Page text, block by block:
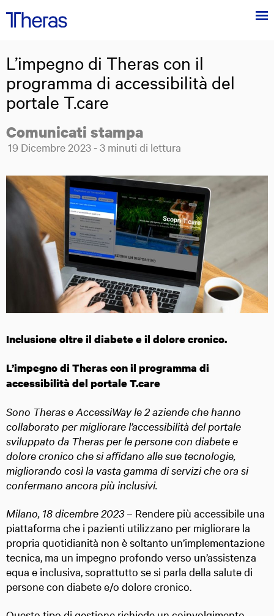
Group
Theras Group al centro dell'innovazione tecnologica in ambito medico
Menu
L’impegno di Theras con il
programma di accessibilità del
portale T.care
Comunicati stampa
Posted on:
19 Dicembre 2023-3 minuti di lettura
Inclusione oltre il diabete e il dolore cronico.
L’impegno di Theras con il programma di
accessibilità del portale T.care
Sono Theras e AccessiWay le 2 aziende che hanno
collaborato per migliorare l’accessibilità del portale
sviluppato da Theras per le persone con diabete e
dolore cronico che si affidano alle sue tecnologie,
migliorando così la vasta gamma di servizi che ora si
confermano ancora più inclusivi.
Milano, 18 dicembre 2023 – Rendere più accessibile una
piattaforma che i pazienti utilizzano per migliorare la
propria quotidianità non è soltanto un’implementazione
tecnica, ma un impegno profondo verso un’assistenza
equa e inclusiva, soprattutto se si parla della salute di
persone con diabete e/o dolore cronico.